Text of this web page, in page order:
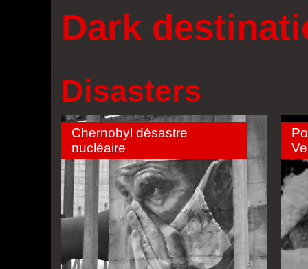
Dark
Disasters
Chernobyl désastre
nucléaire